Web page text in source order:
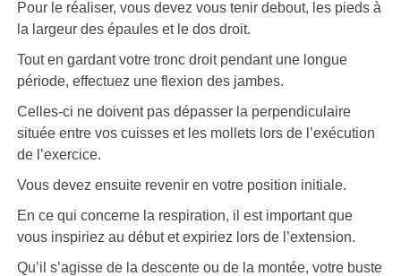
Pour le réaliser, vous devez vous tenir debout, les pieds à
la largeur des épaules et le dos droit.
Tout en gardant votre tronc droit pendant une longue
période, effectuez une flexion des jambes.
Celles-ci ne doivent pas dépasser la perpendiculaire
située entre vos cuisses et les mollets lors de l’exécution
de l’exercice.
Vous devez ensuite revenir en votre position initiale.
En ce qui concerne la respiration, il est important que
vous inspiriez au début et expiriez lors de l’extension.
Qu’il s’agisse de la descente ou de la montée, votre buste